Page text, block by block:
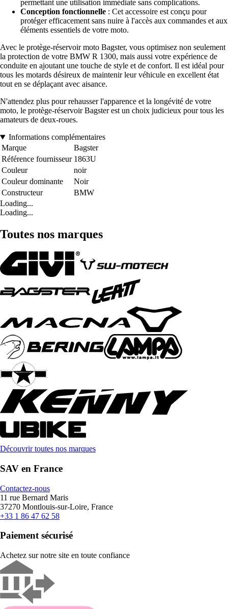
permettant une utilisation immédiate sans complications.
Conception fonctionnelle : Cet accessoire est conçu pour
protéger efficacement sans nuire à l'accès aux commandes et aux
éléments essentiels de votre moto.
Avec le protège-réservoir moto Bagster, vous optimisez non seulement
la protection de votre BMW R 1300, mais aussi votre expérience de
conduite en ajoutant une touche de style et de confort. Il est idéal pour
tous les motards désireux de maintenir leur véhicule en excellent état
tout en se déplaçant avec aisance.
N'attendez plus pour rehausser l'apparence et la longévité de votre
moto, le protège-réservoir Bagster est un choix judicieux pour tous les
amateurs de deux-roues.
Informations complémentaires
Marque
Bagster
Référence fournisseur 1863U
Couleur
noir
Couleur dominante
Noir
Constructeur
BMW
Loading...
Loading...
Toutes nos marques
Découvrir toutes nos marques
SAV en France
Contactez-nous
11 rue Bernard Maris
37270 Montlouis-sur-Loire, France
+33 1 86 47 62 58
Paiement sécurisé
Achetez sur notre site en toute confiance